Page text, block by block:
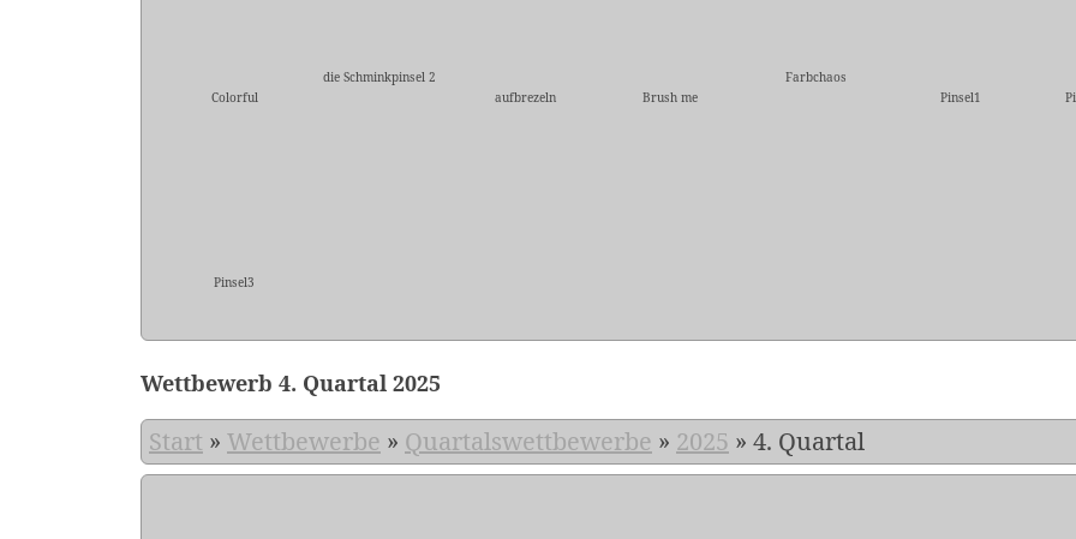
Colorful
die Schminkpinsel 2
aufbrezeln
Brush me
Farbchaos
Pinsel1
Pinsel3
Wettbewerb 4. Quartal 2025
Start » Wettbewerbe » Quartalswettbewerbe » 2025 » 4. Quartal